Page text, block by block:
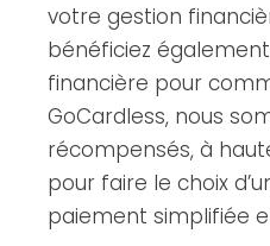
votre gestion
bénéficiez
financière pour
GoCardless, nous
récompensés, à
pour faire le choix
paiement simplifiée